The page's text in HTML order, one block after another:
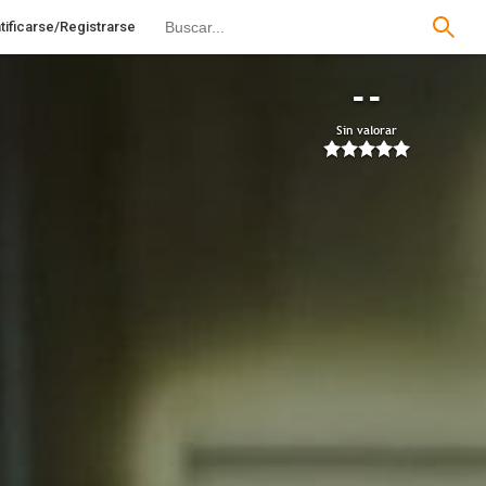
Registrarse
--
Sin valorar